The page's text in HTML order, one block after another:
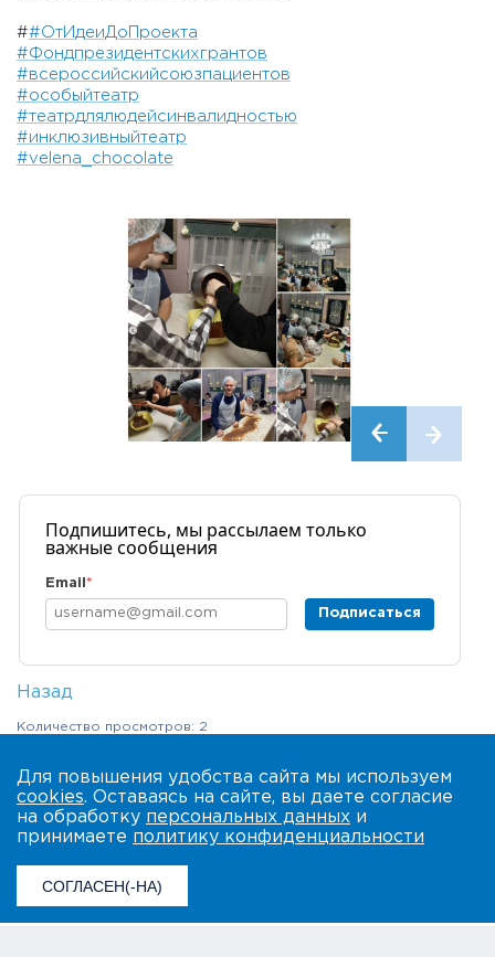
##ОтИдеиДоПроекта
#Фондпрезидентскихгрантов
#всероссийскийсоюзпациентов
#особыйтеатр
#театрдлялюдейсинвалидностью
#инклюзивныйтеатр
#velena_chocolate
Подпишитесь, мы рассылаем только
важные сообщения
Email *
Подписаться
Назад
Количество просмотров: 2
Для повышения удобства сайта мы используем
cookies. Оставаясь на сайте, вы даете согласие
на обработку персональных данных и
принимаете политику конфиденциальности
СОГЛАСЕН(-НА)